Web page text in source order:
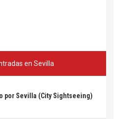
en Sevilla
por Sevilla (City Sightseeing)